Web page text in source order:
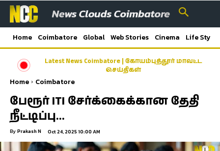
Home Coimbatore Global Web Stories Cinema Life Style
Latest News Coimbatore | கோயம்புத்தூர் மாவட்ட
செய்திகள்
Home Coimbatore
பேரூர் ITI சேர்க்கைக்கான தேதி
நீட்டிப்பு…
By Prakash N Oct 24, 2025 10:00 AM